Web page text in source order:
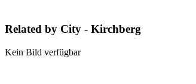
Related by City - Kirchberg
Kein Bild verfügbar